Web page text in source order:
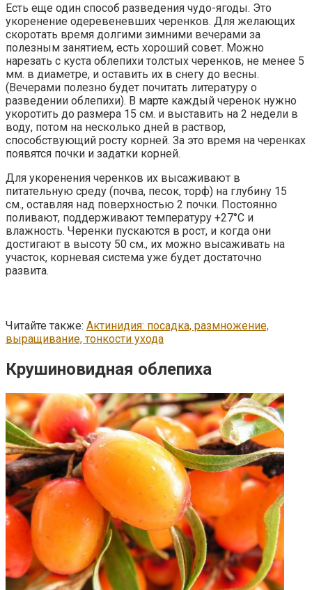
Есть еще один способ разведения чудо-ягоды. Это
укоренение одеревеневших черенков. Для желающих
скоротать время долгими зимними вечерами за
полезным занятием, есть хороший совет. Можно
нарезать с куста облепихи толстых черенков, не менее 5
мм. в диаметре, и оставить их в снегу до весны.
(Вечерами полезно будет почитать литературу о
разведении облепихи). В марте каждый черенок нужно
укоротить до размера 15 см. и выставить на 2 недели в
воду, потом на несколько дней в раствор,
способствующий росту корней. За это время на черенках
появятся почки и задатки корней.
Для укоренения черенков их высаживают в
питательную среду (почва, песок, торф) на глубину 15
см., оставляя над поверхностью 2 почки. Постоянно
поливают, поддерживают температуру +27°С и
влажность. Черенки пускаются в рост, и когда они
достигают в высоту 50 см., их можно высаживать на
участок, корневая система уже будет достаточно
развита.
Читайте также: Актинидия: посадка, размножение,
выращивание, тонкости ухода
Крушиновидная облепиха